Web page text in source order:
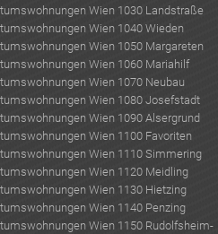
Wien 1030 Landstraße
Wien 1040 Wieden
Wien 1050 Margareten
Wien 1060 Mariahilf
Wien 1070 Neubau
Wien 1080 Josefstadt
Wien 1090 Alsergrund
Wien 1100 Favoriten
Wien 1110 Simmering
Wien 1120 Meidling
Wien 1130 Hietzing
Wien 1140 Penzing
Wien 1150 Rudolfsheim-